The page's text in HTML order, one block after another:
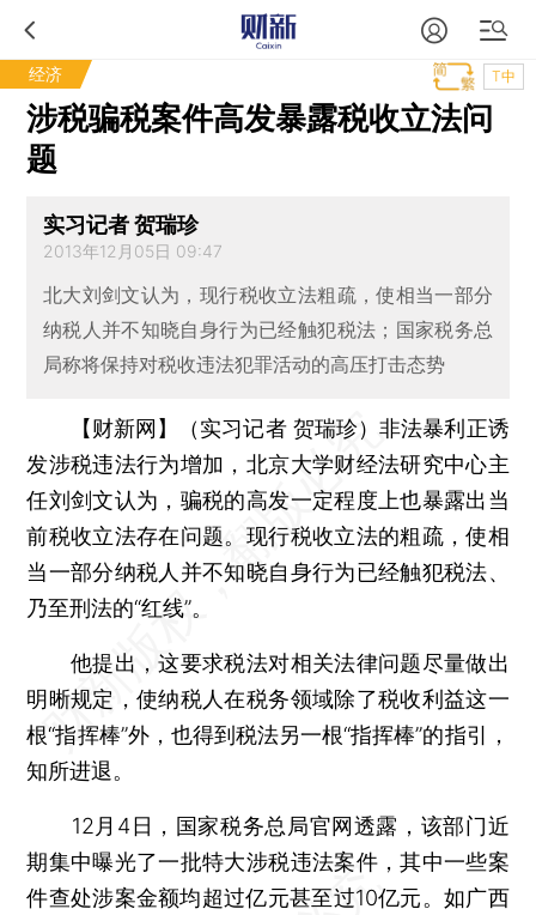
经济 T中
涉税骗税案件高发暴露税收立法问
题
实习记者 贺瑞珍
2013年12月05日 09:47
北大刘剑文认为，现行税收立法粗疏，使相当一部分
纳税人并不知晓自身行为已经触犯税法；国家税务总
局称将保持对税收违法犯罪活动的高压打击态势
【财新网】（实习记者 贺瑞珍）非法暴利正诱
发涉税违法行为增加，北京大学财经法研究中心主
任刘剑文认为，骗税的高发一定程度上也暴露出当
前税收立法存在问题。现行税收立法的粗疏，使相
当一部分纳税人并不知晓自身行为已经触犯税法、
乃至刑法的“红线”。
他提出，这要求税法对相关法律问题尽量做出
明晰规定，使纳税人在税务领域除了税收利益这一
根“指挥棒”外，也得到税法另一根“指挥棒”的指引，
知所进退。
12月4日，国家税务总局官网透露，该部门近
期集中曝光了一批特大涉税违法案件，其中一些案
件查处涉案金额均超过亿元甚至过10亿元。如广西